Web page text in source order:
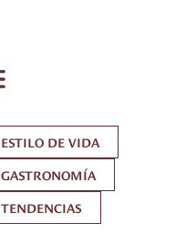
ESTILO DE VIDA
GASTRONOMÍA
TENDENCIAS